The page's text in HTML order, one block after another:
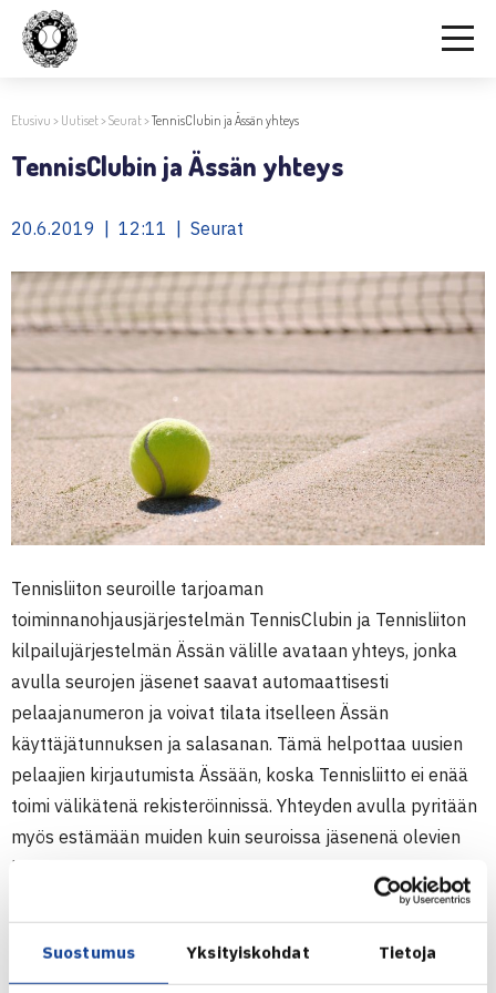
Suostumus Yksityiskohdat Tietoja
Etusivu > Uutiset>Seurat>TennisClubin ja Ässän yhteys
TennisClubin ja Ässän yhteys
20.6.2019 | 12:11 | Seurat
Tennisliiton seuroille tarjoaman
toiminnanohjausjärjestelmän TennisClubin ja Tennisliiton
kilpailujärjestelmän Ässän välille avataan yhteys, jonka
avulla seurojen jäsenet saavat automaattisesti
pelaajanumeron ja voivat tilata itselleen Ässän
käyttäjätunnuksen ja salasanan. Tämä helpottaa uusien
pelaajien kirjautumista Ässään, koska Tennisliitto ei enää
toimi välikätenä rekisteröinnissä. Yhteyden avulla pyritään
myös estämään muiden kuin seuroissa jäsenenä olevien
kilpaileminen.
Yhteyden avaaminen on päätetty ajoittaa syyskauden
alkuun. Näin varmistetaan, että käyttöönottoon liittyvä tuki
ja ohjeistus ei häiriinny kesälomien vuoksi. Talvikauden